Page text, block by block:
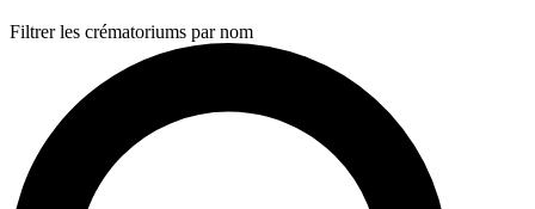
Filtrer les crématoriums par nom